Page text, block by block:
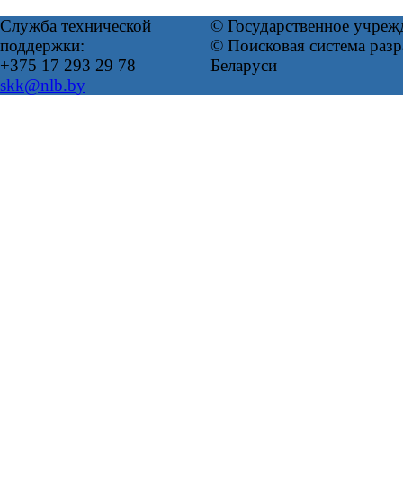
Служба технической
поддержки:
+375 17 293 29 78
skk@nlb.by
© Государственное
© Поисковая система
Беларуси